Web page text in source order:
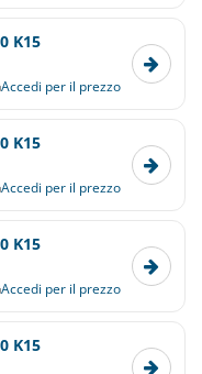
K15
Accedi per il prezzo
K15
Accedi per il prezzo
K15
Accedi per il prezzo
K15